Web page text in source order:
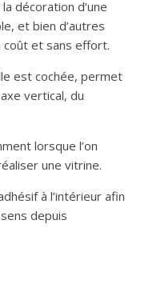
décoration d’une
et bien d’autres
coût et sans effort.
est cochée, permet
vertical, du
lorsque l’on
une vitrine.
à l’intérieur afin
depuis